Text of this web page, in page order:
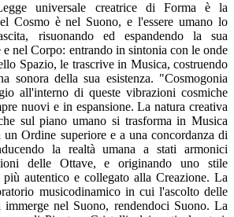
universale creatrice di Forma è la
Cosmo è nel Suono, e l'essere umano lo
risuonando ed espandendo la sua
nel Corpo: entrando in sintonia con le onde
Spazio, le trascrive in Musica, costruendo
sonora della sua esistenza. "Cosmogonia
all'interno di queste vibrazioni cosmiche
nuovi e in espansione. La natura creativa
sul piano umano si trasforma in Musica
Ordine superiore e a una concordanza di
la realtà umana a stati armonici
delle Ottave, e originando uno stile
più autentico e collegato alla Creazione. La
musicodinamico in cui l'ascolto delle
nel Suono, rendendoci Suono. La